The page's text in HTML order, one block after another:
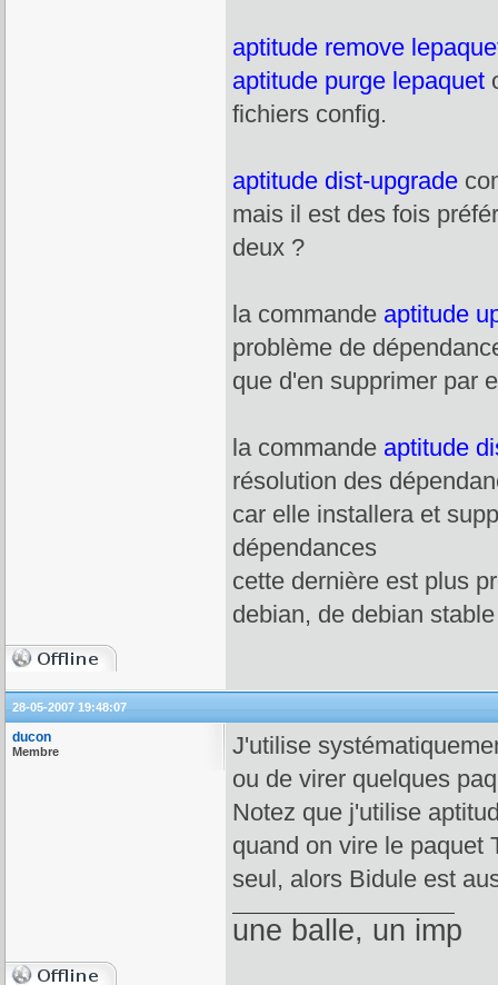
aptitude remove
aptitude purge lepaquet
fichiers config.
aptitude dist-upgrade
mais il est des fois
deux ?
la commande aptitude
problème de
que d'en supprimer par
la commande aptitude
résolution des
car elle installera et
dépendances
cette dernière est plus
debian, de debian
28-05-2007 19:48:07
ducon
Membre
J'utilise
ou de virer quelques
Notez que j'utilise
quand on vire le paquet
seul, alors Bidule est
une balle, un imp